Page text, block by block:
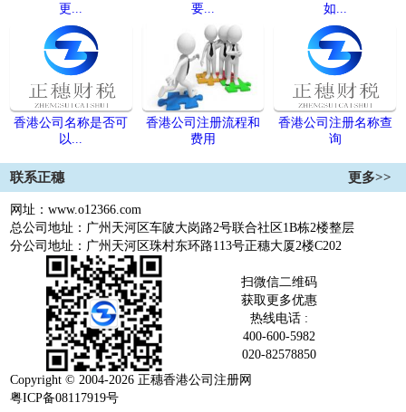
1 2 3 4 5
更...
要...
如...
香港公司名称是否可
以...
香港公司注册流程和
费用
香港公司注册名称查
询
联系正穗 更多>>
网址：www.o12366.com
总公司地址：广州天河区车陂大岗路2号联合社区1B栋2楼整层
分公司地址：广州天河区珠村东环路113号正穗大厦2楼C202
扫微信二维码
获取更多优惠
热线电话 :
400-600-5982
020-82578850
Copyright © 2004-2026 正穗香港公司注册网
粤ICP备08117919号